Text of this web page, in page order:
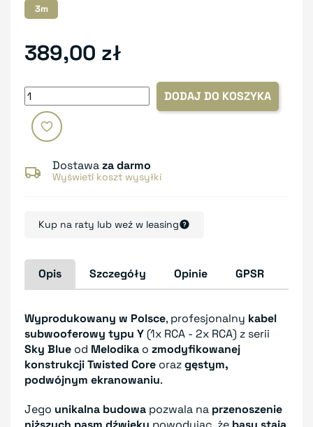
3m
389,00 zł
DODAJ DO KOSZYKA
Dostawaza darmo
Wyświetl koszt wysyłki
Kup na raty lub weź w leasing
Opis Szczegóły Opinie GPSR
Wyprodukowany w Polsce, profesjonalny kabel
subwooferowy typu Y (1x RCA - 2x RCA) z serii
Sky Blue od Melodika o zmodyfikowanej
konstrukcji Twisted Core orazgęstym,
podwójnym ekranowaniu.
Jego unikalna budowa pozwala na przenoszenie